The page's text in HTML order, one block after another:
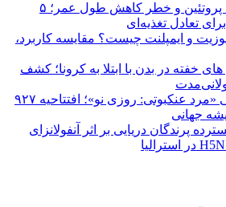
مصرف بیش از حد پروتئین و خطر کاهش طول عمر؛ ۵
تعادل تغذیه‌ای
و ایمپلنت چیست؟ مقایسه کاربرد،
خفته در بدن با ابتلا به کرونا؛ کشف
رکوردشکنی تاریخی «مرد عنکبوتی: روزی نو»؛ افتتاحیه ۹۲۷
جهانی
پرندگان دریایی بر اثر آنفولانزای